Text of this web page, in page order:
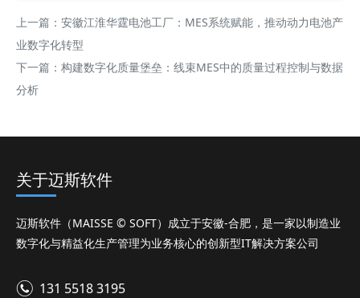
上一篇： 安徽江淮华霆电池工厂：MES系统赋能，推动动力电池产
业数字化转型
下一篇： 构建数字化质量堡垒：线束MES中的质量过程控制与数据
分析
关于迈斯软件
迈斯软件（MAISSE © SOFT）成立于安徽-合肥，是一家以制造业
数字化与精益化生产管理为业务核心的创新型IT解决方案公司
131 5518 3195